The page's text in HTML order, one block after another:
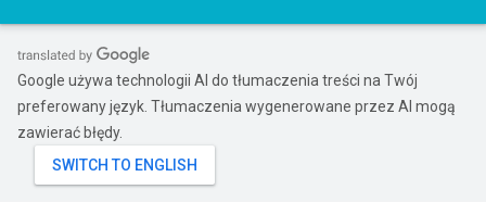
Google używa technologii AI do tłumaczenia treści na Twój
preferowany język. Tłumaczenia wygenerowane przez AI mogą
zawierać błędy.